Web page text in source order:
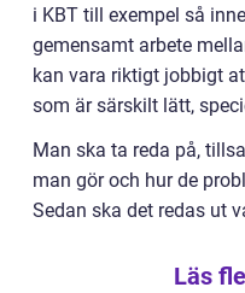
i KBT till exempel så
gemensamt arbete
kan vara riktigt jobbigt
som är särskilt lätt,
Man ska ta reda på,
man gör och hur de
Sedan ska det redas ut
Läs